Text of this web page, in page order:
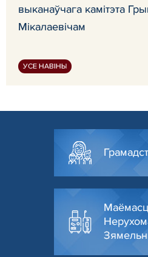
выканаўчага камітэта
Мікалаевічам
УСЕ НАВІНЫ